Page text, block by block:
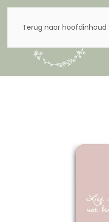
Terug naar hoofdinhoud